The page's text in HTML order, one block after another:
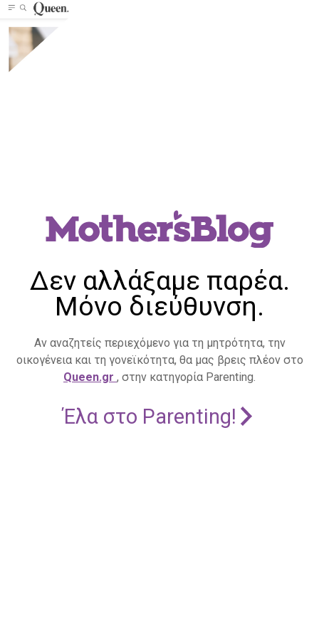
Δεν αλλάξαμε παρέα.
Μόνο διεύθυνση.
Αν αναζητείς περιεχόμενο για τη μητρότητα, την
οικογένεια και τη γονεϊκότητα, θα μας βρεις πλέον στο
Queen.gr , στην κατηγορία Parenting.
Έλα στο Parenting!